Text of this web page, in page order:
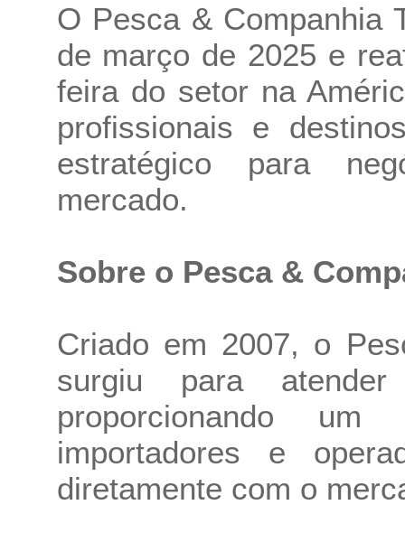
O Pesca & Companhia
de março de 2025 e
feira do setor na
profissionais e
estratégico para
mercado.
Sobre o Pesca &
Criado em 2007, o
surgiu para
proporcionando um
importadores e
diretamente com o